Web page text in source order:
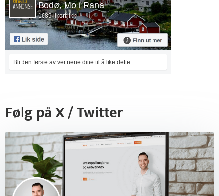
Bodø, Mo i Rana
1089 likerklikk
Bli den første av vennene dine til å like dette
Følg på X / Twitter